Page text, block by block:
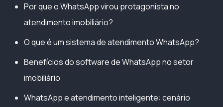
Por que o WhatsApp virou protagonista no
atendimento imobiliário?
O que é um sistema de atendimento WhatsApp?
Benefícios do software de WhatsApp no setor
imobiliário
WhatsApp e atendimento inteligente: cenário